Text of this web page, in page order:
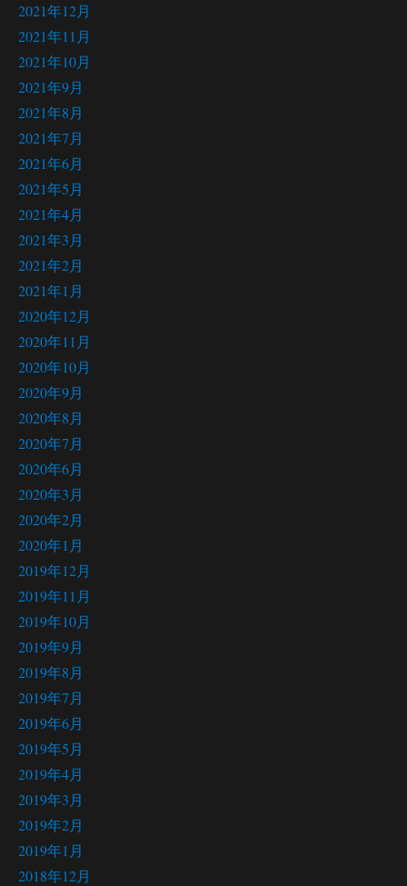
2021年12月
2021年11月
2021年10月
2021年9月
2021年8月
2021年7月
2021年6月
2021年5月
2021年4月
2021年3月
2021年2月
2021年1月
2020年12月
2020年11月
2020年10月
2020年9月
2020年8月
2020年7月
2020年6月
2020年3月
2020年2月
2020年1月
2019年12月
2019年11月
2019年10月
2019年9月
2019年8月
2019年7月
2019年6月
2019年5月
2019年4月
2019年3月
2019年2月
2019年1月
2018年12月